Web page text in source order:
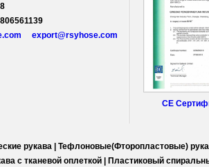
export@rsyhose.com
CE
рукава | Тефлоновые(Фторопластовые)
с тканевой оплеткой| Пластиковый